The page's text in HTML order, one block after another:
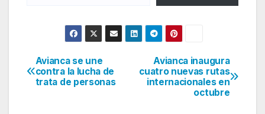
Navegación
de
Avianca inaugura
cuatro nuevas rutas
internacionales en
octubre
Avianca se une
contra la lucha de
trata de personas